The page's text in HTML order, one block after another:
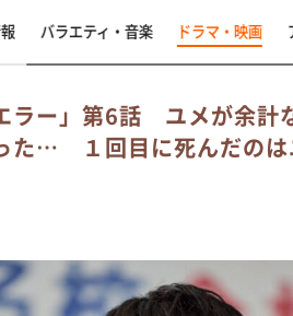
バラエティ・音楽 ドラマ・映画
ラー」第6話 ユメが余計
た… １回目に死んだのは